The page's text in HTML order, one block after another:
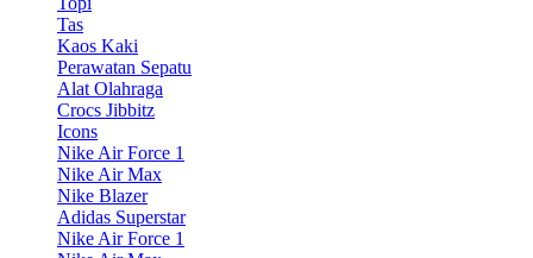
Tas
Kaos Kaki
Perawatan Sepatu
Alat Olahraga
Crocs Jibbitz
Icons
Nike Air Force 1
Nike Air Max
Nike Blazer
Adidas Superstar
Nike Air Force 1